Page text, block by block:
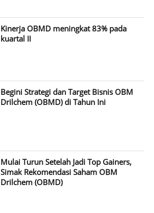
Kinerja OBMD meningkat 83% pada
kuartal II
Begini Strategi dan Target Bisnis OBM
Drilchem (OBMD) di Tahun Ini
Mulai Turun Setelah Jadi Top Gainers,
Simak Rekomendasi Saham OBM
Drilchem (OBMD)